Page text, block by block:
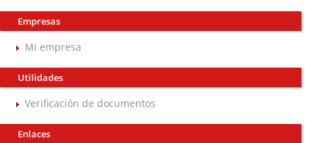
Empresas
Mi empresa
Utilidades
Verificación de documentos
Enlaces